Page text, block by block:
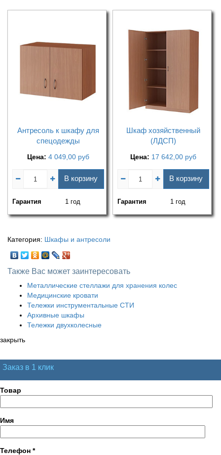
Антресоль к шкафу для
спецодежды
Цена: 4 049,00 руб
В корзину
Гарантия 1 год
Шкаф хозяйственный
(ЛДСП)
Цена: 17 642,00 руб
В корзину
Гарантия 1 год
Категория: Шкафы и антресоли
Также Вас может заинтересовать
Металлические стеллажи для хранения колес
Медицинские кровати
Тележки инструментальные СТИ
Архивные шкафы
Тележки двухколесные
закрыть
Заказ в 1 клик
Товар
Имя
Телефон *